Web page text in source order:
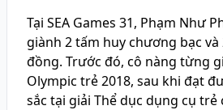
Tại SEA Games 31, Phạm Như
giành 2 tấm huy chương bạc
đồng. Trước đó, cô nàng từng
Olympic trẻ 2018, sau khi đạt
sắc tại giải Thể dục dụng cụ trẻ